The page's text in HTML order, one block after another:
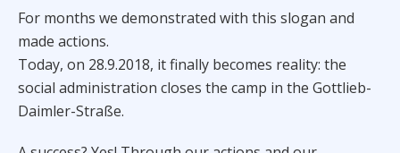
For months we demonstrated with this slogan and
made actions.
Today, on 28.9.2018, it finally becomes reality: the
social administration closes the camp in the Gottlieb-
Daimler-Straße.